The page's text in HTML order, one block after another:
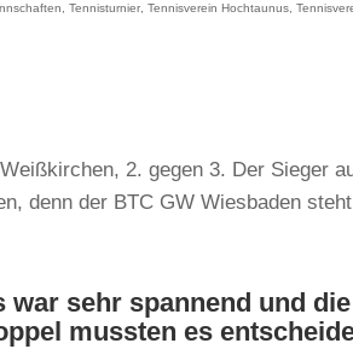
,Tennisturnier ,Tennisverein Hochtaunus ,
2. gegen 3. Der Sieger
denn der BTC GW Wiesbaden
war sehr spannend und die
mussten es